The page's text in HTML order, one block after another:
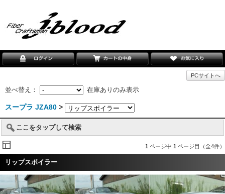
PCサイトへ
並べ替え： 在庫ありのみ表示
スープラ JZA80 >
ここをタップして検索
1 ページ中 1 ページ目（全4件）
リップスポイラー